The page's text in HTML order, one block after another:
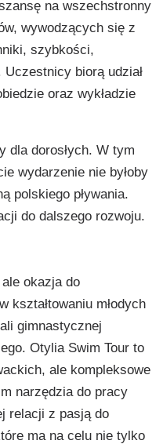
na wszechstronny
wywodzących się z
szybkości,
biorą udział
oraz wykładzie
dla dorosłych. W tym
wydarzenie nie byłoby
polskiego pływania.
do dalszego rozwoju.
okazja do
kształtowaniu młodych
gimnastycznej
Otylia Swim Tour to
ale kompleksowe
narzędzia do pracy
relacji z pasją do
ma na celu nie tylko